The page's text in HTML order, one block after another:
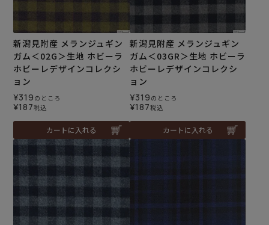
新潟見附産 メランジュギン
ガム＜02G＞生地 ホビーラ
ホビーレデザインコレクシ
ョン
¥319 のところ
¥187税込
カートに入れる
新潟見附産 メランジュギン
ガム＜03GR＞生地 ホビーラ
ホビーレデザインコレクシ
ョン
¥319 のところ
¥187税込
カートに入れる